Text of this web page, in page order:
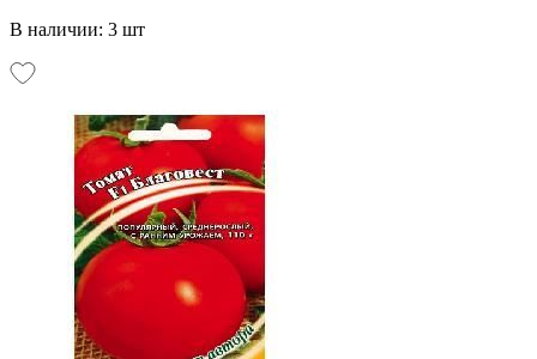
В наличии: 3 шт